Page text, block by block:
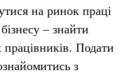
на ринок праці
– знайти
Подати
з